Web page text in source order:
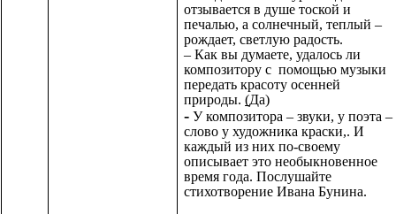
отзывается в душе тоской и
печалью, а солнечный, теплый –
рождает, светлую радость.
– Как вы думаете, удалось ли
композитору с помощью музыки
передать красоту осенней
природы. (Да)
- У композитора – звуки, у поэта –
слово у художника краски,. И
каждый из них по-своему
описывает это необыкновенное
время года. Послушайте
стихотворение Ивана Бунина.